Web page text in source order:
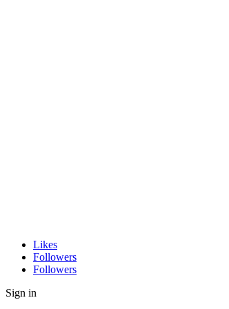
Likes
Followers
Followers
Sign in